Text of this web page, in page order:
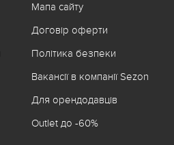
Мапа сайту
Договір оферти
Політика безпеки
Вакансії в компанії Sezon
Для орендодавців
Outlet до -60%